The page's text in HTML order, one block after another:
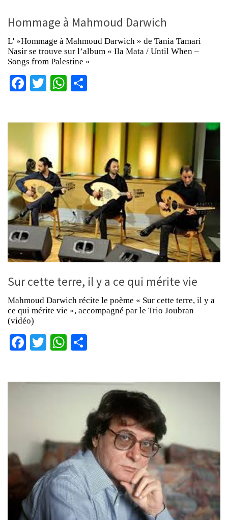
Hommage à Mahmoud Darwich
L' »Hommage à Mahmoud Darwich » de Tania Tamari
Nasir se trouve sur l’album « Ila Mata / Until When –
Songs from Palestine »
Facebook
TwitterWhatsApp
Sur cette terre, il y a ce qui mérite vie
Mahmoud Darwich récite le poème « Sur cette terre, il y a
ce qui mérite vie », accompagné par le Trio Joubran
(vidéo)
Facebook
TwitterWhatsApp